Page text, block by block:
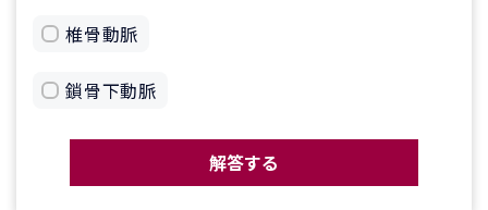
椎骨動脈
鎖骨下動脈
解答する